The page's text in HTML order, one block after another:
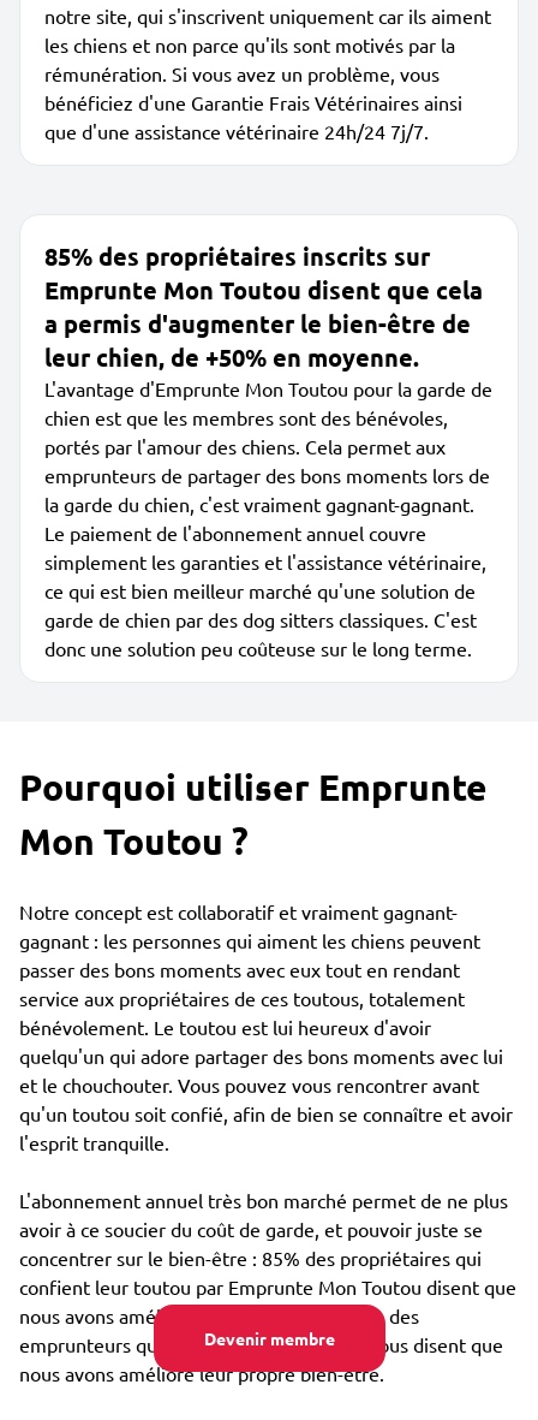
Devenir membre
notre site, qui s'inscrivent uniquement car ils aiment
les chiens et non parce qu'ils sont motivés par la
rémunération. Si vous avez un problème, vous
bénéficiez d'une Garantie Frais Vétérinaires ainsi
que d'une assistance vétérinaire 24h/24 7j/7.
85% des propriétaires inscrits sur
Emprunte Mon Toutou disent que cela
a permis d'augmenter le bien-être de
leur chien, de +50% en moyenne.
L'avantage d'Emprunte Mon Toutou pour la garde de
chien est que les membres sont des bénévoles,
portés par l'amour des chiens. Cela permet aux
emprunteurs de partager des bons moments lors de
la garde du chien, c'est vraiment gagnant-gagnant.
Le paiement de l'abonnement annuel couvre
simplement les garanties et l'assistance vétérinaire,
ce qui est bien meilleur marché qu'une solution de
garde de chien par des dog sitters classiques. C'est
donc une solution peu coûteuse sur le long terme.
Pourquoi utiliser Emprunte
Mon Toutou ?
Notre concept est collaboratif et vraiment gagnant-
gagnant : les personnes qui aiment les chiens peuvent
passer des bons moments avec eux tout en rendant
service aux propriétaires de ces toutous, totalement
bénévolement. Le toutou est lui heureux d'avoir
quelqu'un qui adore partager des bons moments avec lui
et le chouchouter. Vous pouvez vous rencontrer avant
qu'un toutou soit confié, afin de bien se connaître et avoir
l'esprit tranquille.
L'abonnement annuel très bon marché permet de ne plus
avoir à ce soucier du coût de garde, et pouvoir juste se
concentrer sur le bien-être : 85% des propriétaires qui
confient leur toutou par Emprunte Mon Toutou disent que
nous avons amélioré son bien-être, et 98% des
emprunteurs qui s'occupent d'un toutou nous disent que
nous avons amélioré leur propre bien-être.